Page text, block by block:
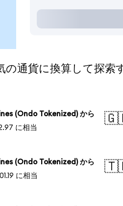
貨に換算して探索
(Ondo Tokenized) から
に相当
(Ondo Tokenized) から
に相当